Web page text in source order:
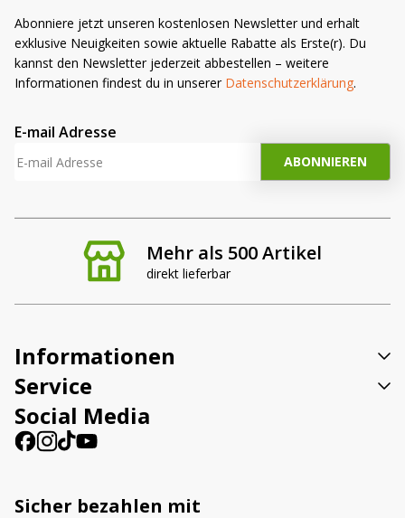
Mehr als 500 Artikel
direkt lieferbar
Abonniere jetzt unseren kostenlosen Newsletter und erhalt
exklusive Neuigkeiten sowie aktuelle Rabatte als Erste(r). Du
kannst den Newsletter jederzeit abbestellen – weitere
Informationen findest du in unserer Datenschutzerklärung.
E-mail Adresse
Informationen
Service
Social Media
Sicher bezahlen mit